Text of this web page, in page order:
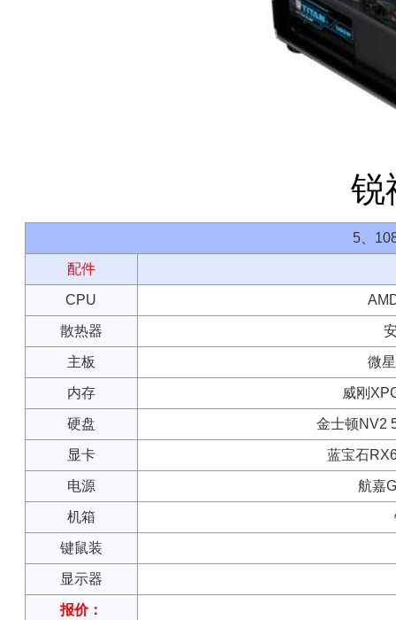
锐
5、
配件
CPU
散热器
主板 微
内存 威刚
硬盘 金士顿NV2
显卡 蓝宝石
电源 航嘉
机箱
键鼠装
显示器
报价：